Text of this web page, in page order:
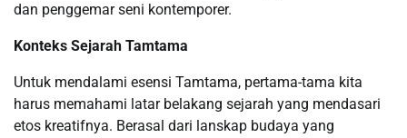
dan penggemar seni kontemporer.
Konteks Sejarah Tamtama
Untuk mendalami esensi Tamtama, pertama-tama kita
harus memahami latar belakang sejarah yang mendasari
etos kreatifnya. Berasal dari lanskap budaya yang